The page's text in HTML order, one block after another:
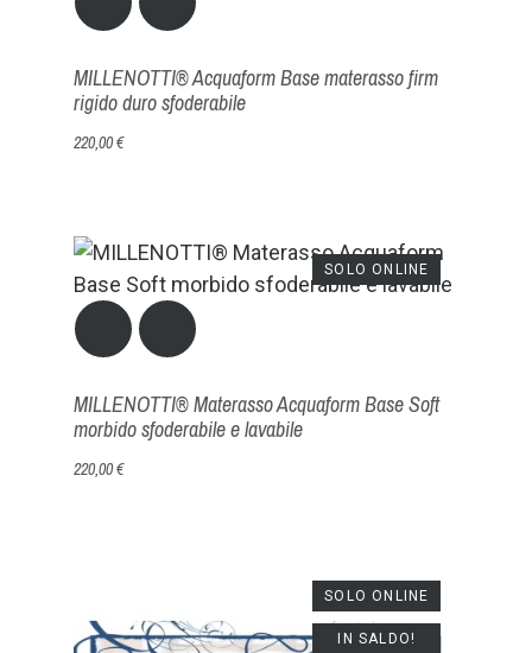
MILLENOTTI® Acquaform Base materasso firm
rigido duro sfoderabile
220,00 €
MILLENOTTI® Materasso Acquaform Base Soft
morbido sfoderabile e lavabile
220,00 €
SOLO ONLINE
SOLO ONLINE
IN SALDO!